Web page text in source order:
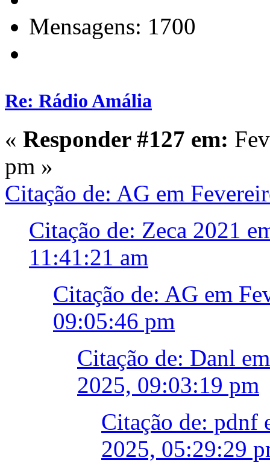
Mensagens: 1700
Re: Rádio Amália
« Responder #127 em:
pm »
Citação de: AG em
Citação de: Zeca 2021
11:41:21 am
Citação de: AG em
09:05:46 pm
Citação de: Danl
2025, 09:03:19 pm
Citação de: pdnf
2025, 05:29:29